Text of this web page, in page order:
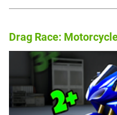
Drag Race: